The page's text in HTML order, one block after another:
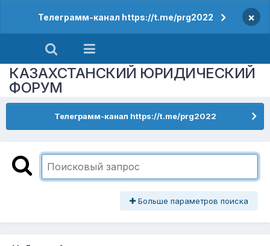
Телеграмм-канал https://t.me/prg2022 ×
КАЗАХСТАНСКИЙ ЮРИДИЧЕСКИЙ
ФОРУМ
Телеграмм-канал https://t.me/prg2022
Больше параметров поиска